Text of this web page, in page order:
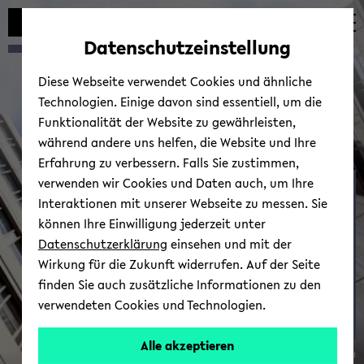
Automatische
vermeiden
zum
wechseln
zum
wechseln
zum
wechseln
Ver­schie­de­nes
© Uni­ver­si­tät Bie­le­feld
Datenschutzeinstellung
Diese Webseite verwendet Cookies und ähnliche
Technologien. Einige davon sind essentiell, um die
Funktionalität der Website zu gewährleisten,
während andere uns helfen, die Website und Ihre
Erfahrung zu verbessern. Falls Sie zustimmen,
verwenden wir Cookies und Daten auch, um Ihre
Interaktionen mit unserer Webseite zu messen. Sie
können Ihre Einwilligung jederzeit unter
Datenschutzerklärung einsehen und mit der
Wirkung für die Zukunft widerrufen. Auf der Seite
finden Sie auch zusätzliche Informationen zu den
verwendeten Cookies und Technologien.
Alle akzeptieren